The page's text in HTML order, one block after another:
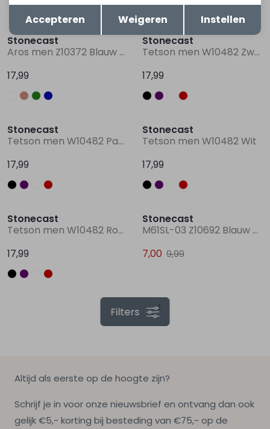
Stonecast
Aros men Z10372 Blauw marine
17,99
Stonecast
Tetson men W10482 Zwart
17,99
Stonecast
Tetson men W10482 Paars donker
17,99
Stonecast
Tetson men W10482 Wit
17,99
Stonecast
Tetson men W10482 Rood bordo
17,99
Stonecast
M61SL-03 Z10692 Blauw marine
7,00 9,99
1
Filters
Altijd als eerste op de hoogte zijn?
Schrijf je in voor onze nieuwsbrief en ontvang dan ook
gelijk €5,- korting bij besteding van €75,- op de
Terug Opslaan
Accepteren Weigeren Instellen